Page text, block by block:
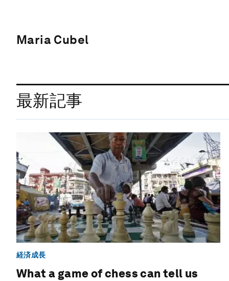
Maria Cubel
最新記事
経済成長
What a game of chess can tell us